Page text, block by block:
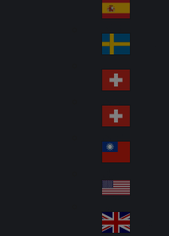
uth
Af
ric
a
Sp
ain
Sw
ed
en
Sw
itz
erl
an
d
Sw
itz
erl
an
d
wa
n
A